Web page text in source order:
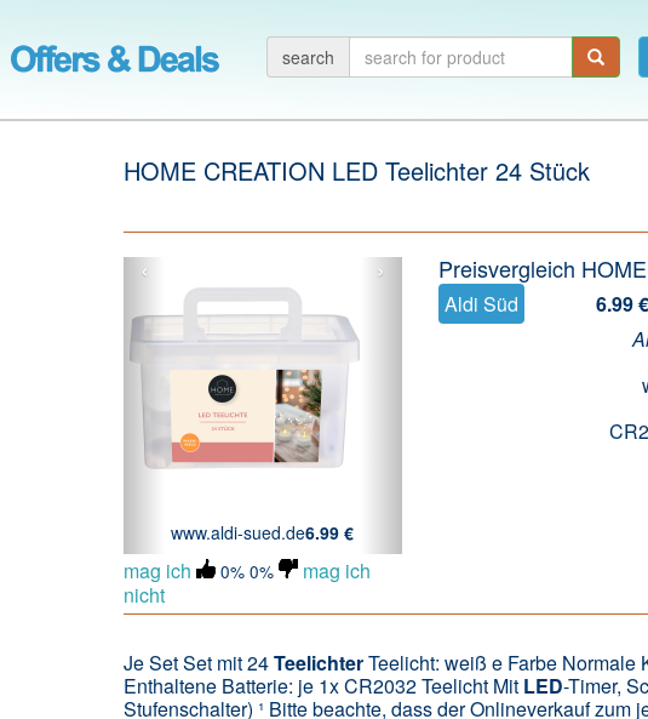
search
HOME CREATION LED Teelichter 24 Stück
www.aldi-sued.de6.99 €
‹ ›
mag ich 0% 0%
mag ich
nicht
Preisvergleich
Aldi Süd
6.99 €
Je Set Set mit 24TeelichterTeelicht: weiß e Farbe Normale
Enthaltene Batterie: je 1x CR2032 Teelicht Mit LED-Timer,
Stufenschalter) ¹ Bitte beachte, dass der Onlineverkauf